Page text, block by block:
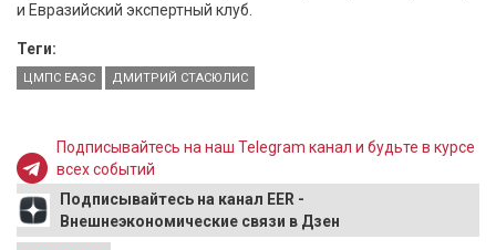
и Евразийский экспертный клуб.
Теги:
ЦМПС ЕАЭС ДМИТРИЙ СТАСЮЛИС
Подписывайтесь на наш Telegram канал и будьте в курсе
всех событий
Подписывайтесь на канал EER -
Внешнеэкономические связи в Дзен